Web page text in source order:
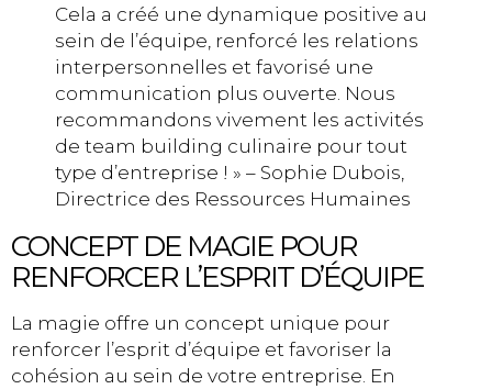
Cela a créé une dynamique positive au
sein de l’équipe, renforcé les relations
interpersonnelles et favorisé une
communication plus ouverte. Nous
recommandons vivement les activités
de team building culinaire pour tout
type d’entreprise ! » – Sophie Dubois,
Directrice des Ressources Humaines
CONCEPT DE MAGIE POUR
RENFORCER L’ESPRIT D’ÉQUIPE
La magie offre un concept unique pour
renforcer l’esprit d’équipe et favoriser la
cohésion au sein de votre entreprise. En